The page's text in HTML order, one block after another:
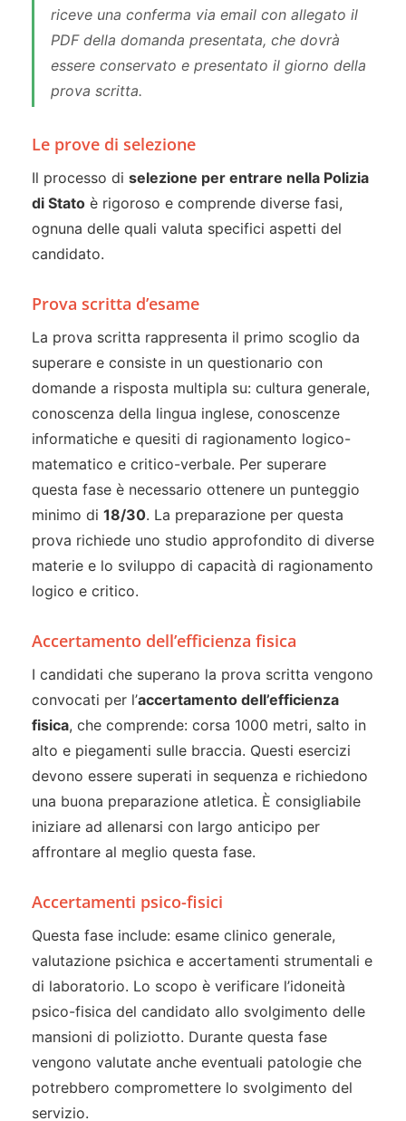
riceve una conferma via email con allegato il
PDF della domanda presentata, che dovrà
essere conservato e presentato il giorno della
prova scritta.
Le prove di selezione
Il processo di selezione per entrare nella Polizia
di Stato è rigoroso e comprende diverse fasi,
ognuna delle quali valuta specifici aspetti del
candidato.
Prova scritta d’esame
La prova scritta rappresenta il primo scoglio da
superare e consiste in un questionario con
domande a risposta multipla su: cultura generale,
conoscenza della lingua inglese, conoscenze
informatiche e quesiti di ragionamento logico-
matematico e critico-verbale. Per superare
questa fase è necessario ottenere un punteggio
minimo di 18/30. La preparazione per questa
prova richiede uno studio approfondito di diverse
materie e lo sviluppo di capacità di ragionamento
logico e critico.
Accertamento dell’efficienza fisica
I candidati che superano la prova scritta vengono
convocati per l’accertamento dell’efficienza
fisica, che comprende: corsa 1000 metri, salto in
alto e piegamenti sulle braccia. Questi esercizi
devono essere superati in sequenza e richiedono
una buona preparazione atletica. È consigliabile
iniziare ad allenarsi con largo anticipo per
affrontare al meglio questa fase.
Accertamenti psico-fisici
Questa fase include: esame clinico generale,
valutazione psichica e accertamenti strumentali e
di laboratorio. Lo scopo è verificare l’idoneità
psico-fisica del candidato allo svolgimento delle
mansioni di poliziotto. Durante questa fase
vengono valutate anche eventuali patologie che
potrebbero compromettere lo svolgimento del
servizio.